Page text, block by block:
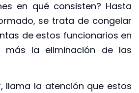
en qué consisten? Hasta
se trata de congelar
de estos funcionarios en
más la eliminación de las
llama la atención que estos